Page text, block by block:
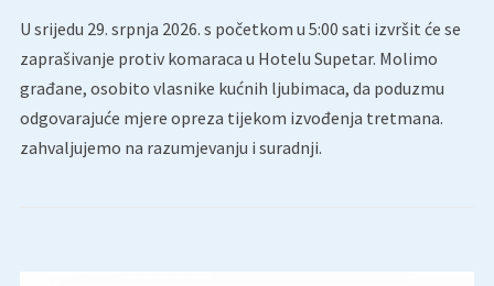
U srijedu 29. srpnja 2026. s početkom u 5:00 sati izvršit će se
zaprašivanje protiv komaraca u Hotelu Supetar. Molimo
građane, osobito vlasnike kućnih ljubimaca, da poduzmu
odgovarajuće mjere opreza tijekom izvođenja tretmana.
zahvaljujemo na razumjevanju i suradnji.